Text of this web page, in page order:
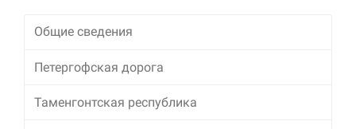
Общие сведения
Петергофская дорога
Таменгонтская республика